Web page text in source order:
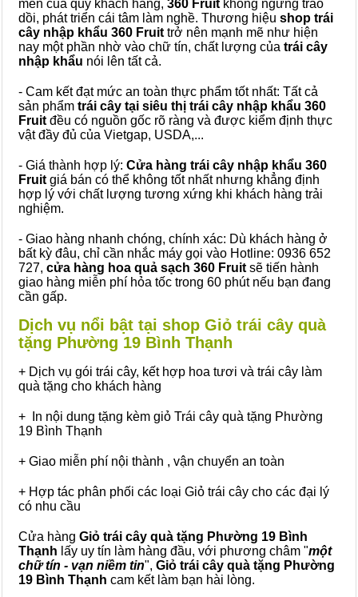
mến của quý khách hàng, 360 Fruit không ngừng trao
dồi, phát triển cái tâm làm nghề. Thương hiệu shop trái
cây nhập khẩu 360 Fruit trở nên mạnh mẽ như hiện
nay một phần nhờ vào chữ tín, chất lượng của trái cây
nhập khẩu nói lên tất cả.
- Cam kết đạt mức an toàn thực phẩm tốt nhất: Tất cả
sản phẩm trái cây tại siêu thị trái cây nhập khẩu 360
Fruit đều có nguồn gốc rõ ràng và được kiểm định thực
vật đầy đủ của Vietgap, USDA,...
- Giá thành hợp lý: Cửa hàng trái cây nhập khẩu 360
Fruit giá bán có thể không tốt nhất nhưng khẳng định
hợp lý với chất lượng tương xứng khi khách hàng trải
nghiệm.
- Giao hàng nhanh chóng, chính xác: Dù khách hàng ở
bất kỳ đâu, chỉ cần nhắc máy gọi vào Hotline: 0936 652
727, cửa hàng hoa quả sạch 360 Fruit sẽ tiến hành
giao hàng miễn phí hỏa tốc trong 60 phút nếu bạn đang
cần gấp.
Dịch vụ nổi bật tại shop Giỏ trái cây quà
tặng Phường 19 Bình Thạnh
+ Dịch vụ gói trái cây, kết hợp hoa tươi và trái cây làm
quà tặng cho khách hàng
+ In nội dung tặng kèm giỏ Trái cây quà tặng Phường
19 Bình Thạnh
+ Giao miễn phí nội thành , vận chuyển an toàn
+ Hợp tác phân phối các loại Giỏ trái cây cho các đại lý
có nhu cầu
Cửa hàng Giỏ trái cây quà tặng Phường 19 Bình
Thạnh lấy uy tín làm hàng đầu, với phương châm "một
chữ tín - vạn niềm tin", Giỏ trái cây quà tặng Phường
19 Bình Thạnh cam kết làm bạn hài lòng.